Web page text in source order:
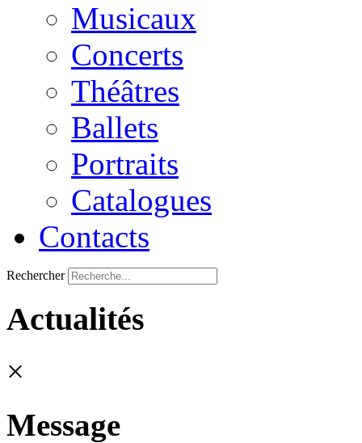
Musicaux
Concerts
Théâtres
Ballets
Portraits
Catalogues
Contacts
Rechercher
Actualités
×
Message